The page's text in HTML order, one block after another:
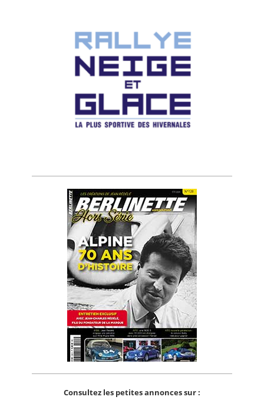
Consultez les petites annonces sur :